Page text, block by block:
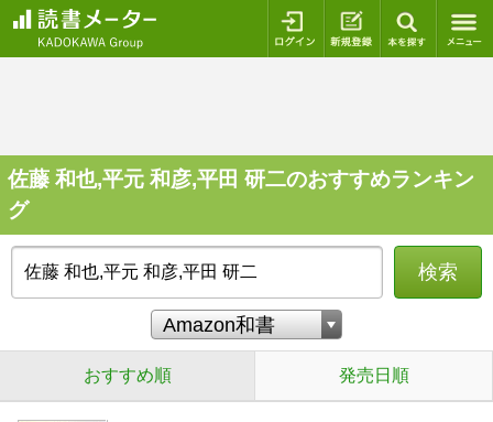
ログイン 新規登録
佐藤 和也,平元 和彦,平田 研二のおすすめランキン
グ
検索
おすすめ順 発売日順